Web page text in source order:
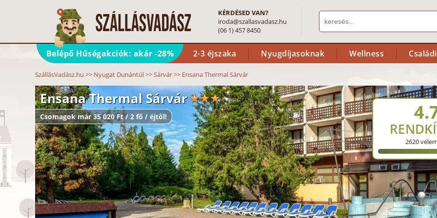
KÉRDÉSED VAN?
iroda@szallasvadasz.hu
(06 1) 457 8450
Belépő Hűségakciók: akár -28% 2-3 éjszaka Nyugdíjasoknak Wellness
SzállásVadász.hu >> Nyugat Dunántúl>>Sárvár>> Ensana Thermal Sárvár
Ensana Thermal Sárvár
Csomagok már 35 020 Ft / 2 fő / éjtől!
2620